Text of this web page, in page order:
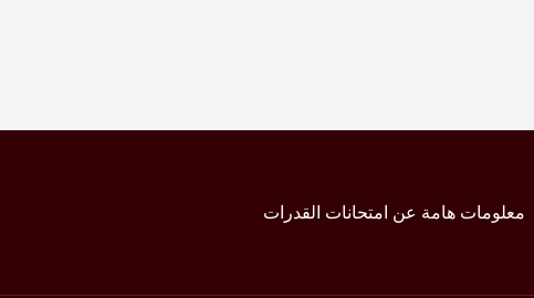
معلومات هامة عن امتحانات القدرات